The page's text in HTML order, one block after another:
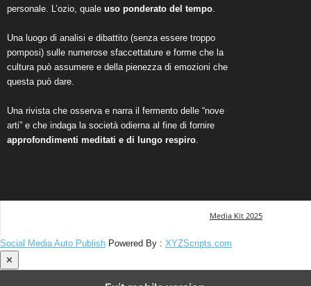
personale. L’ozio, quale uso ponderato del tempo
Una luogo di analisi e dibattito (senza essere troppo
pomposi) sulle numerose sfaccettature e forme che la
cultura può assumere e della pienezza di emozioni che
questa può dare.
Una rivista che osserva e narra il fermento delle “nove
arti” e che indaga la società odierna al fine di fornire
approfondimenti meditati e di lungo respiro
Media Kit 2025
Social Media Auto Publish Powered By : XYZScripts.com
✕